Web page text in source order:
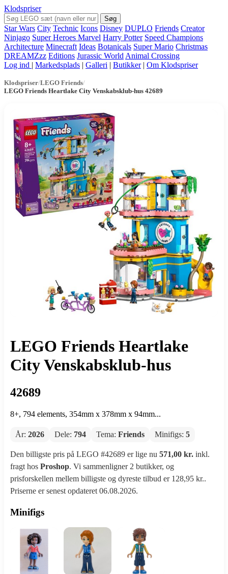
Klodspriser
Søg
Star Wars City Technic Icons Disney DUPLO Friends Creator
Ninjago Super Heroes Marvel Harry Potter Speed Champions
Architecture Minecraft Ideas Botanicals Super Mario Christmas
DREAMZzz Editions Jurassic World Animal Crossing
Log ind | Markedsplads | Galleri | Butikker | Om Klodspriser
Klodspriser/LEGO Friends/
LEGO Friends Heartlake City Venskabsklub-hus 42689
LEGO Friends Heartlake
City Venskabsklub-hus
42689
8+, 794 elements, 354mm x 378mm x 94mm...
År: 2026 Dele: 794 Tema: Friends Minifigs: 5
Den billigste pris på LEGO #42689 er lige nu 571,00 kr. inkl.
fragt hos Proshop. Vi sammenligner 2 butikker, og
prisforskellen mellem billigste og dyreste tilbud er 128,95 kr..
Priserne er senest opdateret 06.08.2026.
Minifigs